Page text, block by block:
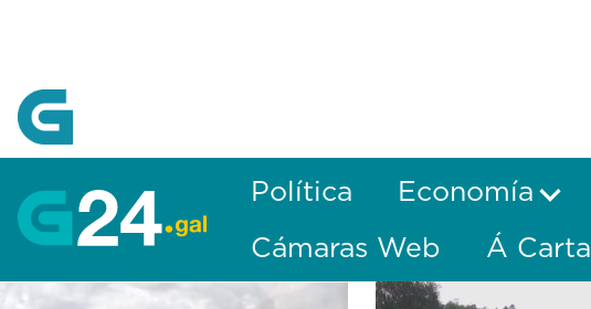
Política Economía
Cámaras Web
Á Carta